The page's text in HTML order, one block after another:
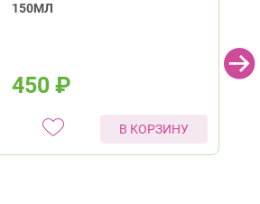
150МЛ
450 ₽
В КОРЗИНУ